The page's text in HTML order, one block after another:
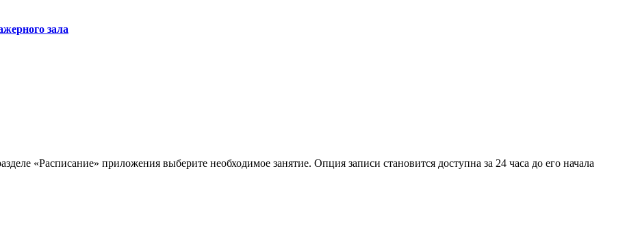
зала
«Расписание» приложения выберите необходимое занятие. Опция записи становится доступна за 24 часа до его начала